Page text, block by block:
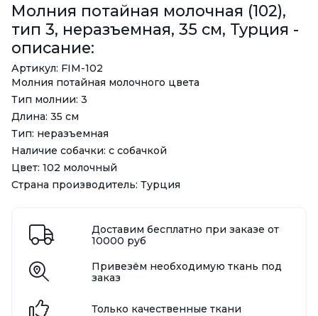
Молния потайная молочная (102),
тип 3, неразъемная, 35 см, Турция -
описание:
Артикул: FIM-102
Молния потайная молочного цвета
Тип молнии: 3
Длина: 35 см
Тип: неразъемная
Наличие собачки: с собачкой
Цвет: 102 молочный
Страна производитель: Турция
Доставим бесплатно при заказе от
10000 руб
Привезём необходимую ткань под
заказ
Только качественные ткани